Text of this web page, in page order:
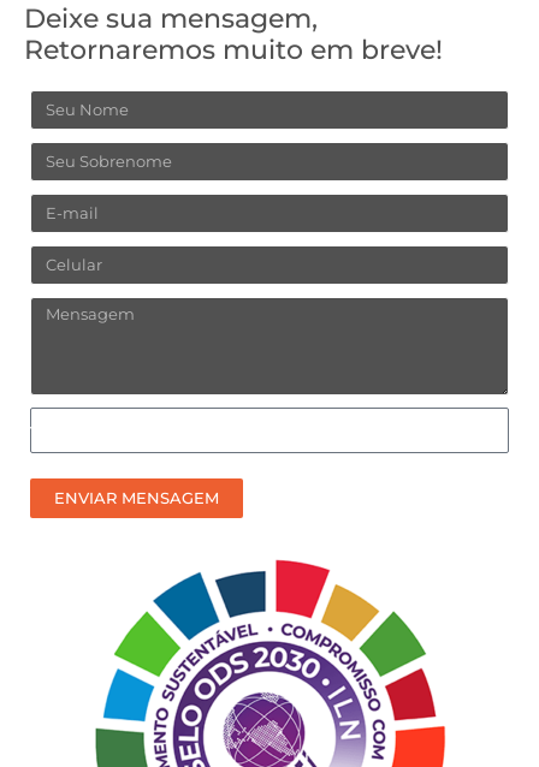
Deixe sua mensagem,
Retornaremos muito em breve!
Nome
Sobrenome
Email
Celular
Mensagem
Como
prefere
receber
nosso
ENVIAR MENSAGEM